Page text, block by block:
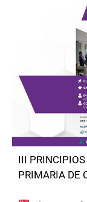
III
PRIMARIA DE